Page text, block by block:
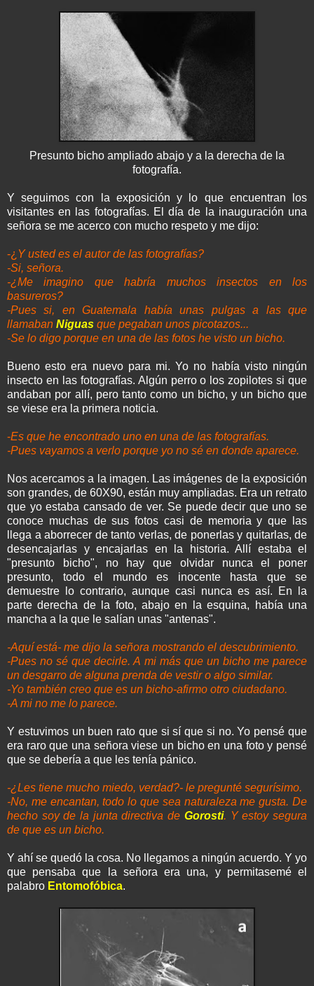
Presunto bicho ampliado abajo y a la derecha de la
fotografía.
Y seguimos con la exposición y lo que encuentran los
visitantes en las fotografías. El día de la inauguración una
señora se me acerco con mucho respeto y me dijo:
-¿ Y usted es el autor de las fotografías?
-Si, señora.
-¿Me imagino que habría muchos insectos en los
basureros?
-Pues si, en Guatemala había unas pulgas a las que
llamaban Niguas que pegaban unos picotazos...
-Se lo digo porque en una de las fotos he visto un bicho.
Bueno esto era nuevo para mi. Yo no había visto ningún
insecto en las fotografías. Algún perro o los zopilotes si que
andaban por allí, pero tanto como un bicho, y un bicho que
se viese era la primera noticia.
-Es que he encontrado uno en una de las fotografías.
-Pues vayamos a verlo porque yo no sé en donde aparece.
Nos acercamos a la imagen. Las imágenes de la exposición
son grandes, de 60X90, están muy ampliadas. Era un retrato
que yo estaba cansado de ver. Se puede decir que uno se
conoce muchas de sus fotos casi de memoria y que las
llega a aborrecer de tanto verlas, de ponerlas y quitarlas, de
desencajarlas y encajarlas en la historia. Allí estaba el
"presunto bicho", no hay que olvidar nunca el poner
presunto, todo el mundo es inocente hasta que se
demuestre lo contrario, aunque casi nunca es así. En la
parte derecha de la foto, abajo en la esquina, había una
mancha a la que le salían unas "antenas".
-Aquí está- me dijo la señora mostrando el descubrimiento.
-Pues no sé que decirle. A mi más que un bicho me parece
un desgarro de alguna prenda de vestir o algo similar.
-Yo también creo que es un bicho-afirmo otro ciudadano.
-A mi no me lo parece.
Y estuvimos un buen rato que si sí que si no. Yo pensé que
era raro que una señora viese un bicho en una foto y pensé
que se debería a que les tenía pánico.
-¿Les tiene mucho miedo, verdad?- le pregunté segurísimo.
-No, me encantan, todo lo que sea naturaleza me gusta. De
hecho soy de la junta directiva de Gorosti. Y estoy segura
de que es un bicho.
Y ahí se quedó la cosa. No llegamos a ningún acuerdo. Y yo
que pensaba que la señora era una, y permitasemé el
palabro Entomofóbica.